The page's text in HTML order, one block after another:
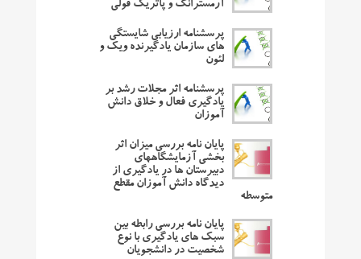
آرمسترانگ و پاتریک فولی
پرسشنامه ارزیابی شایستگی
های سازمان یادگیرنده ویک و
لئون
پرسشنامه اثر مجلات رشد بر
یادگیری فعال و خلاق دانش
آموزان
پایان نامه بررسی میزان اثر
بخشی آزمایشگاههای
دبیرستان ها در یادگیری از
دیدگاه دانش آموزان مقطع
متوسطه
پایان نامه بررسی رابطه بین
سبک های یادگیری با نوع
شخصیت در دانشجویان